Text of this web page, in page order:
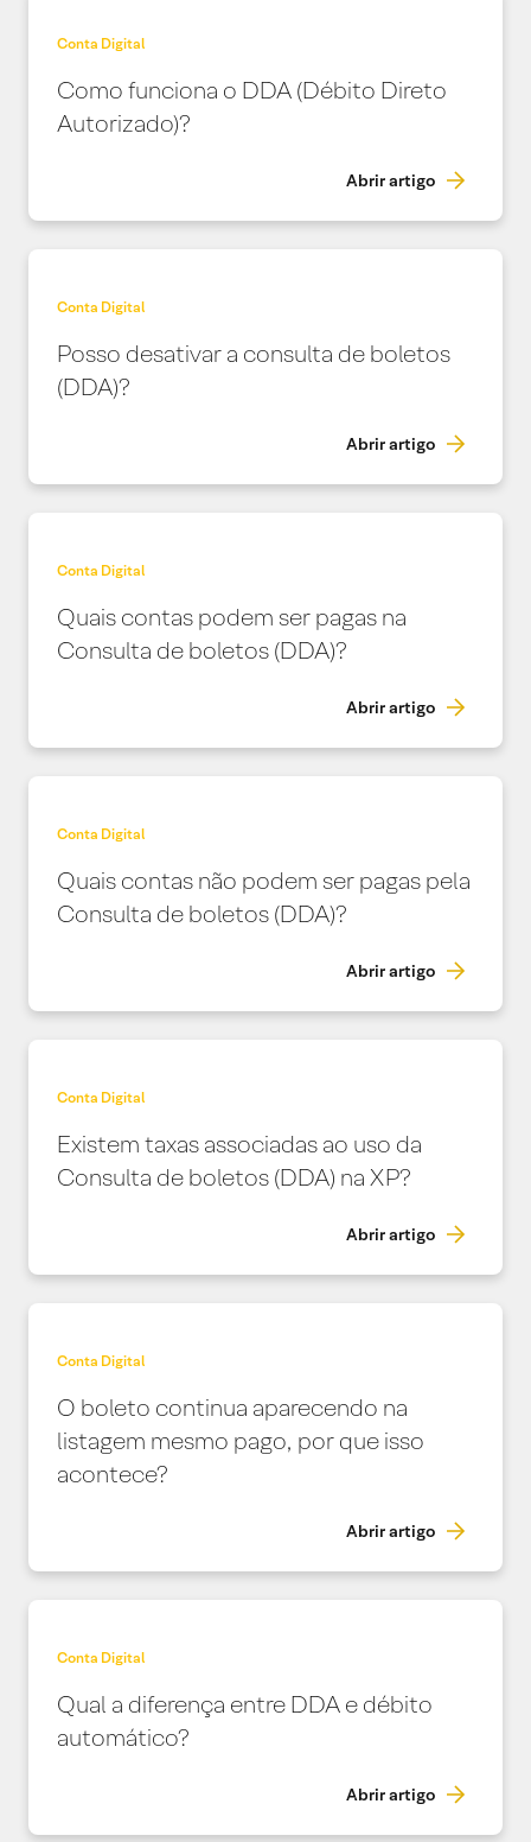
Conta Digital
Como funciona o DDA (Débito Direto
Autorizado)?
Abrir artigo
Conta Digital
Posso desativar a consulta de boletos
(DDA)?
Abrir artigo
Conta Digital
Quais contas podem ser pagas na
Consulta de boletos (DDA)?
Abrir artigo
Conta Digital
Quais contas não podem ser pagas pela
Consulta de boletos (DDA)?
Abrir artigo
Conta Digital
Existem taxas associadas ao uso da
Consulta de boletos (DDA) na XP?
Abrir artigo
Conta Digital
O boleto continua aparecendo na
listagem mesmo pago, por que isso
acontece?
Abrir artigo
Conta Digital
Qual a diferença entre DDA e débito
automático?
Abrir artigo